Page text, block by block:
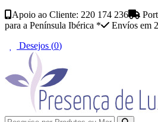
Apoio ao Cliente: 220 174 236
para a Península Ibérica *
Envíos em
Desejos (0)